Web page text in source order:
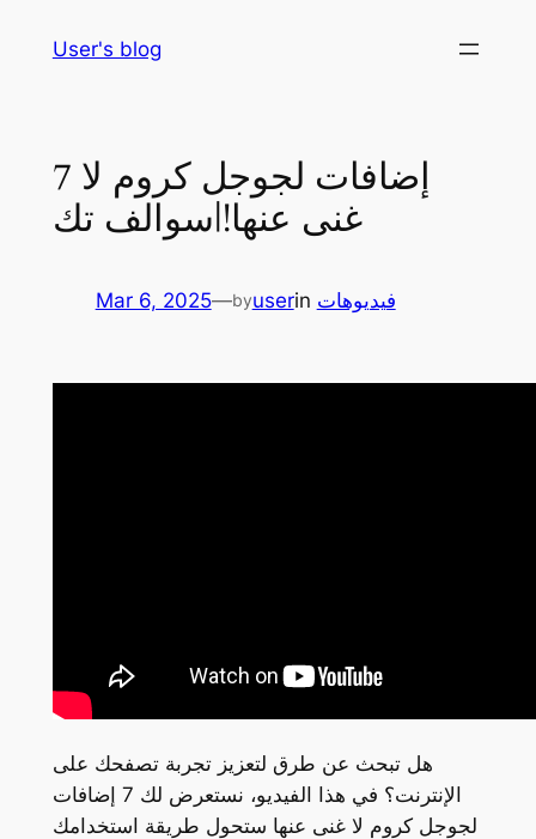
User's blog
7 إضافات لجوجل كروم لا
غنى عنها!|سوالف تك
Mar 6, 2025—byuserin فيديوهات
هل تبحث عن طرق لتعزيز تجربة تصفحك على
الإنترنت؟ في هذا الفيديو، نستعرض لك 7 إضافات
لجوجل كروم لا غنى عنها ستحول طريقة استخدامك